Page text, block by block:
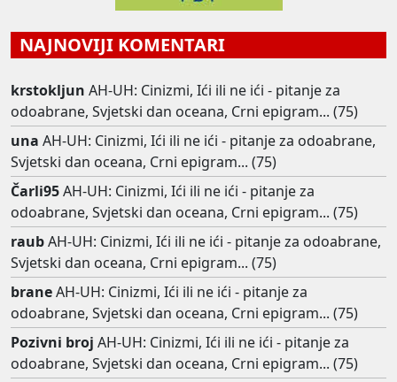
NAJNOVIJI KOMENTARI
krstokljun AH-UH: Cinizmi, Ići ili ne ići - pitanje za
odoabrane, Svjetski dan oceana, Crni epigram... (75)
una AH-UH: Cinizmi, Ići ili ne ići - pitanje za odoabrane,
Svjetski dan oceana, Crni epigram... (75)
Čarli95AH-UH: Cinizmi, Ići ili ne ići - pitanje za
odoabrane, Svjetski dan oceana, Crni epigram... (75)
raubAH-UH: Cinizmi, Ići ili ne ići - pitanje za odoabrane,
Svjetski dan oceana, Crni epigram... (75)
braneAH-UH: Cinizmi, Ići ili ne ići - pitanje za
odoabrane, Svjetski dan oceana, Crni epigram... (75)
Pozivni broj AH-UH: Cinizmi, Ići ili ne ići - pitanje za
odoabrane, Svjetski dan oceana, Crni epigram... (75)